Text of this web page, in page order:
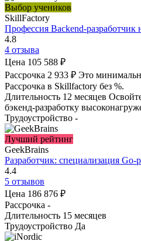
Выбор учеников
SkillFactory
Профессия Backend-разработчик
4.8
4 отзыва
Цена 105 588 ₽
Рассрочка 2 933 ₽ Это
Рассрочка в Skillfactory без %.
Длительность 12 месяцев
бэкенд-разработку
Трудоустройство -
Лучший рейтинг
GeekBrains
Разработчик: специализация Go-
4.4
5 отзывов
Цена 186 876 ₽
Рассрочка -
Длительность 15 месяцев
Трудоустройство Да